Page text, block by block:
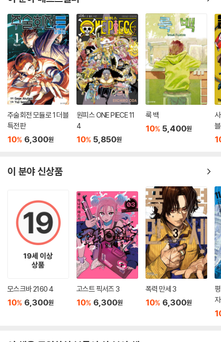
주술회전 모듈로 1 더블
특전판
10% 6,300원
원피스 ONE PIECE 11
4
10% 5,850원
룩 백
10% 5,400원
이 분야 신상품
모스크바 2160 4
10% 6,300원
고스트 픽서즈 3
10% 6,300원
폭력 만세 3
10% 6,300원